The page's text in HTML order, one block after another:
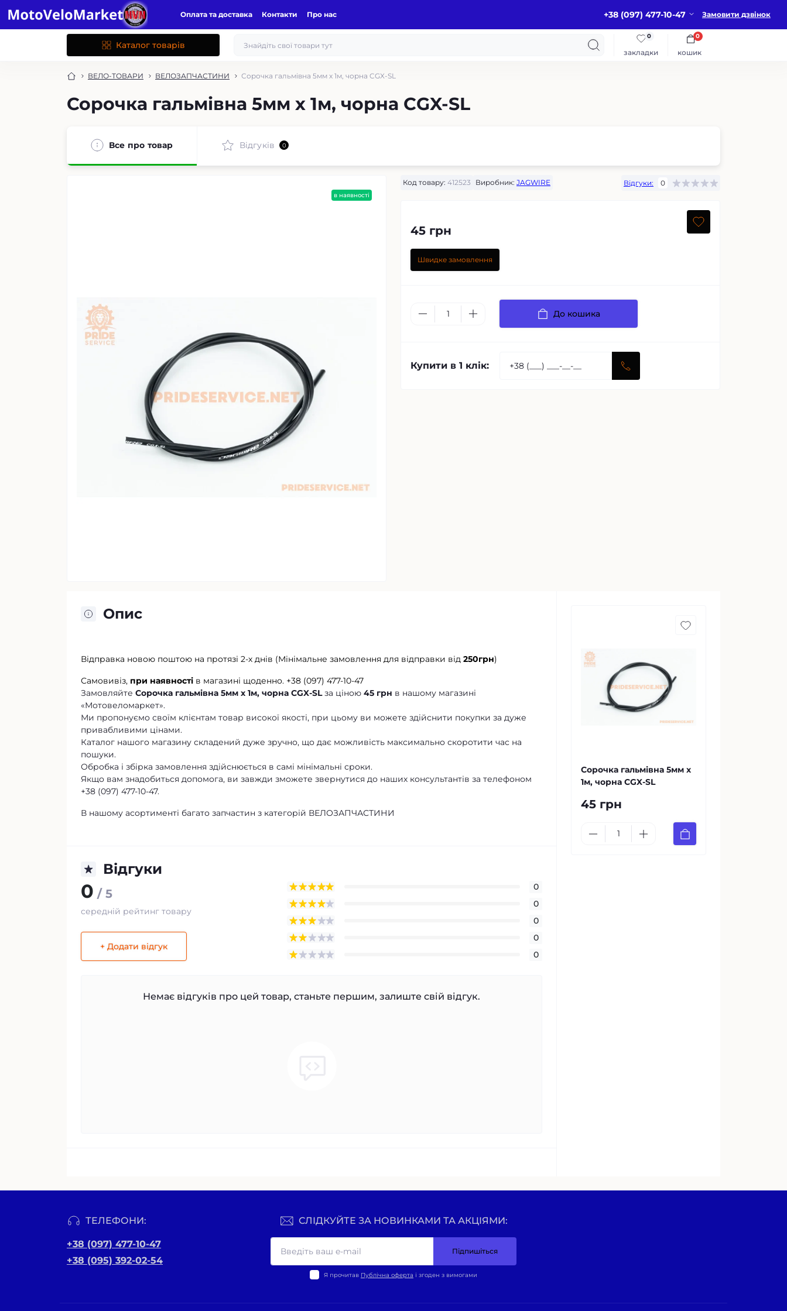
Оплата та доставка Контакти Про нас +38 (097) 477-10-47 Замовити дзвінок
Каталог товарів
закладки
0
кошик
0
ВЕЛО-ТОВАРИ ВЕЛОЗАПЧАСТИНИ Сорочка гальмівна 5мм х 1м, чорна CGX-SL
Сорочка гальмівна 5мм х 1м, чорна CGX-SL
Все про товар Відгуків 0
в наявності
Код товару: 412523 Виробник: JAGWIRE Відгуки: 0
45 грн
Швидке замовлення
До кошика
Купити в 1 клік:
Опис
Відправка новою поштою на протязі 2-х днів (Мінімальне замовлення для відправки від 250грн)
Самовивіз, при наявності в магазині щоденно. +38 (097) 477-10-47
Замовляйте Сорочка гальмівна 5мм х 1м, чорна CGX-SLза ціною 45 грн в нашому магазині
«Мотовеломаркет».
Ми пропонуємо своїм клієнтам товар високої якості, при цьому ви можете здійснити покупки за дуже
привабливими цінами.
Каталог нашого магазину складений дуже зручно, що дає можливість максимально скоротити час на
пошуки.
Обробка і збірка замовлення здійснюється в самі мінімальні сроки.
Якщо вам знадобиться допомога, ви завжди зможете звернутися до наших консультантів за телефоном
+38 (097) 477-10-47.
В нашому асортименті багато запчастин з категорій ВЕЛОЗАПЧАСТИНИ
Відгуки
0 / 5
середній рейтинг товару
+ Додати відгук
0
0
0
0
0
Немає відгуків про цей товар, станьте першим, залиште свій відгук.
Сорочка гальмівна 5мм х
1м, чорна CGX-SL
45 грн
ТЕЛЕФОНИ:
+38 (097) 477-10-47
+38 (095) 392-02-54
СЛІДКУЙТЕ ЗА НОВИНКАМИ ТА АКЦІЯМИ:
Підпишіться
Я прочитав Публічна оферта і згоден з вимогами